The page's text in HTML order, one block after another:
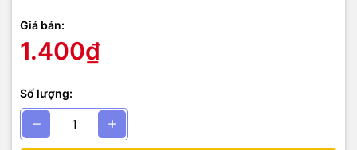
Giá bán:
1.400₫
Số lượng: